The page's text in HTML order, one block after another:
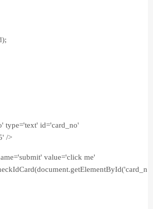
type='text' id='card_no'
/>
value='click me'